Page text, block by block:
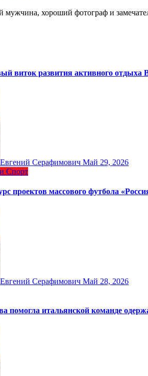
мужчина, хороший фотограф и
виток развития активного отдыха
Евгений Серафимович Май 29, 2026
Спорт
проектов массового футбола
Евгений Серафимович Май 28, 2026
помогла итальянской команде